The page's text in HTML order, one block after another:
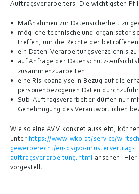
Auftragsverarbeiters. Die wichtigsten
Maßnahmen zur Datensicherheit zu
mögliche technische und
treffen, um die Rechte der betroffenen
ein Daten-Verarbeitungsverzeichnis zu
auf Anfrage der Datenschutz-
zusammenzuarbeiten
eine Risikoanalyse in Bezug auf die
personenbezogenen Daten
Sub-Auftragsverarbeiter dürfen nur
Genehmigung des Verantwortlichen
Wie so eine AVV konkret aussieht,
unter https://www.wko.at/service/
gewerberecht/eu-dsgvo-mustervertrag-
auftragsverarbeitung.html ansehen.
vorgestellt.